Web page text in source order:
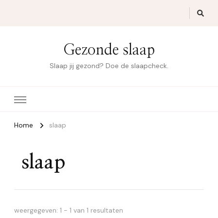
Gezonde slaap
Slaap jij gezond? Doe de slaapcheck.
Home slaap
slaap
weergegeven: 1 - 1 van 1 resultaten